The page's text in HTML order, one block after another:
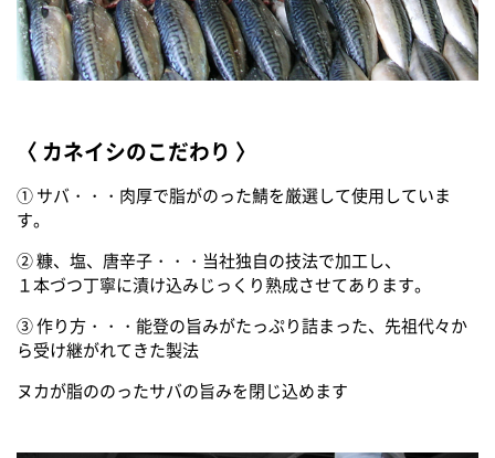
〈 カネイシのこだわり 〉
① サバ・・・肉厚で脂がのった鯖を厳選して使用していま
す。
② 糠、塩、唐辛子・・・当社独自の技法で加工し、
１本づつ丁寧に漬け込みじっくり熟成させてあります。
③ 作り方・・・能登の旨みがたっぷり詰まった、先祖代々か
ら受け継がれてきた製法
ヌカが脂ののったサバの旨みを閉じ込めます